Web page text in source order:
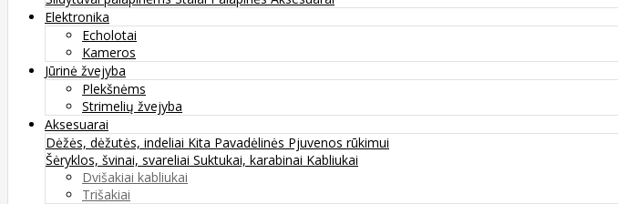
Elektronika
Echolotai
Kameros
Jūrinė žvejyba
Plekšnėms
Strimelių žvejyba
Aksesuarai
Dėžės, dėžutės, indeliai Kita Pavadėlinės Pjuvenos rūkimui
Šėryklos, švinai, svareliai Suktukai, karabinai Kabliukai
Dvišakiai kabliukai
Trišakiai